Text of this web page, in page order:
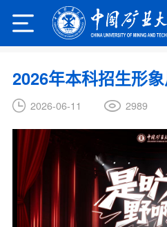
2026年本科招生形
2026-06-11 2989